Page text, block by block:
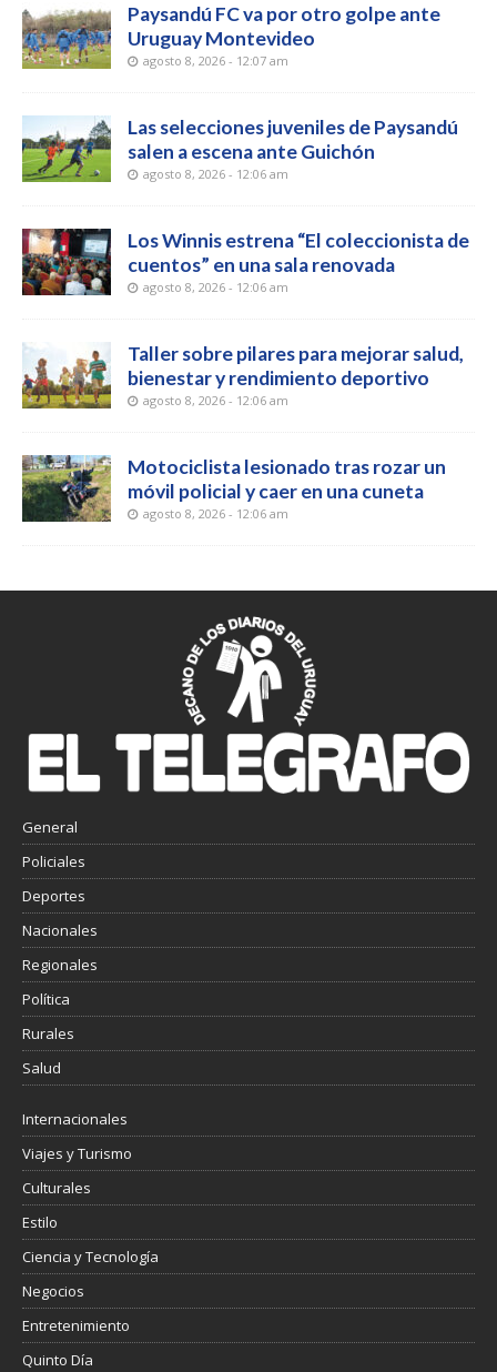
Paysandú FC va por otro golpe ante
Uruguay Montevideo
agosto 8, 2026 - 12:07 am
Las selecciones juveniles de Paysandú
salen a escena ante Guichón
agosto 8, 2026 - 12:06 am
Los Winnis estrena “El coleccionista de
cuentos” en una sala renovada
agosto 8, 2026 - 12:06 am
Taller sobre pilares para mejorar salud,
bienestar y rendimiento deportivo
agosto 8, 2026 - 12:06 am
Motociclista lesionado tras rozar un
móvil policial y caer en una cuneta
agosto 8, 2026 - 12:06 am
General
Policiales
Deportes
Nacionales
Regionales
Política
Rurales
Salud
Internacionales
Viajes y Turismo
Culturales
Estilo
Ciencia y Tecnología
Negocios
Entretenimiento
Quinto Día